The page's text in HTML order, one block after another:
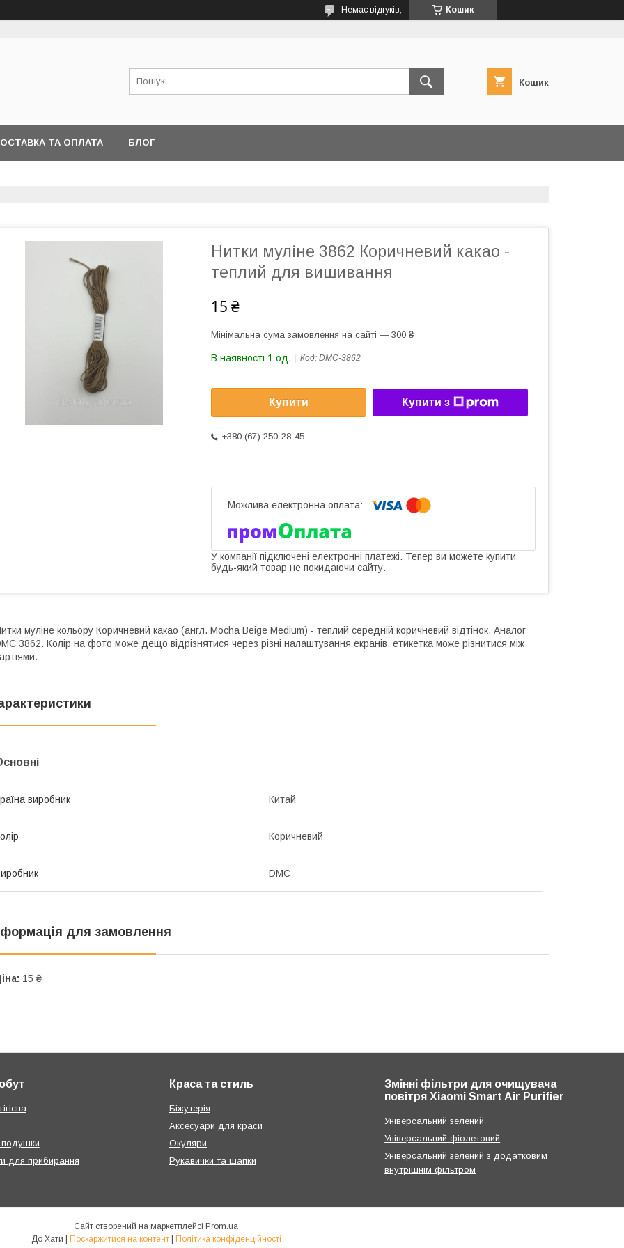
Кошик
Немає відгуків,
Кошик
ТА ОПЛАТА БЛОГ
Нитки муліне 3862 Коричневий какао -
теплий для вишивання
15 ₴
Мінімальна сума замовлення на сайті — 300 ₴
В наявності 1 од. Код: DMC-3862
Купити Купити з
+380 (67) 250-28-45
У компанії підключені електронні платежі. Тепер ви можете купити
будь-який товар не покидаючи сайту.
муліне кольору Коричневий какао (англ. Mocha Beige Medium) - теплий середній коричневий відтінок. Аналог
3862. Колір на фото може дещо відрізнятися через різні налаштування екранів, етикетка може різнитися між
виробник Китай
Коричневий
DMC
для замовлення
15 ₴
для прибирання
Краса та стиль
Біжутерія
Аксесуари для краси
Окуляри
Рукавички та шапки
Змінні фільтри для очищувача
повітря Xiaomi Smart Air Purifier
Універсальний зелений
Універсальний фіолетовий
Універсальний зелений з додатковим
внутрішнім фільтром
Сайт створений на маркетплейсі Prom.ua
Поскаржитися на контент Політика конфіденційності